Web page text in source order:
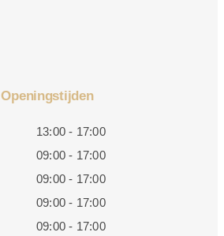
Openingstijden
13:00 - 17:00
09:00 - 17:00
09:00 - 17:00
09:00 - 17:00
09:00 - 17:00